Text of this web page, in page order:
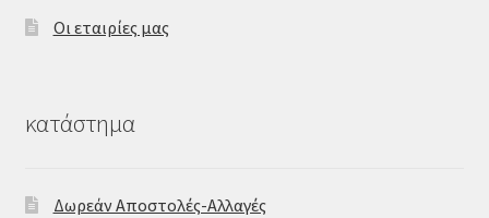
Οι εταιρίες μας
κατάστημα
Δωρεάν Αποστολές-Αλλαγές